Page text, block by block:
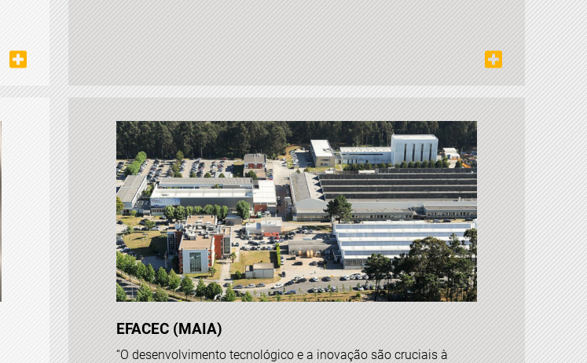
EFACEC (MAIA)
“O desenvolvimento tecnológico e a inovação são cruciais à